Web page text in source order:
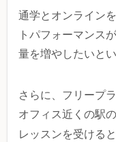
通学とオンライン
トパフォーマンス
量を増やしたいと
さらに、フリープ
オフィス近くの駅
レッスンを受ける